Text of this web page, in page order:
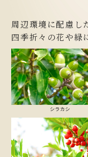
周辺環境に配慮し
四季折々の花や緑
シラカシ